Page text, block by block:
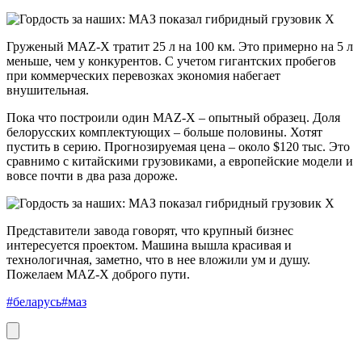
Груженый MAZ-X тратит 25 л на 100 км. Это примерно на 5 л
меньше, чем у конкурентов. С учетом гигантских пробегов
при коммерческих перевозках экономия набегает
внушительная.
Пока что построили один МАZ-Х – опытный образец. Доля
белорусских комплектующих – больше половины. Хотят
пустить в серию. Прогнозируемая цена – около $120 тыс. Это
сравнимо с китайскими грузовиками, а европейские модели и
вовсе почти в два раза дороже.
Представители завода говорят, что крупный бизнес
интересуется проектом. Машина вышла красивая и
технологичная, заметно, что в нее вложили ум и душу.
Пожелаем MAZ-X доброго пути.
#беларусь#маз